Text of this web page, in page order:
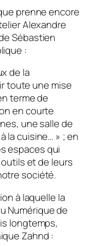
prenne encore
Alexandre
Sébastien
:
de la
toute une mise
terme de
en courte
une salle de
la cuisine… » ; en
espaces qui
outils et de leurs
société.
à laquelle la
Numérique de
longtemps,
Zahnd :